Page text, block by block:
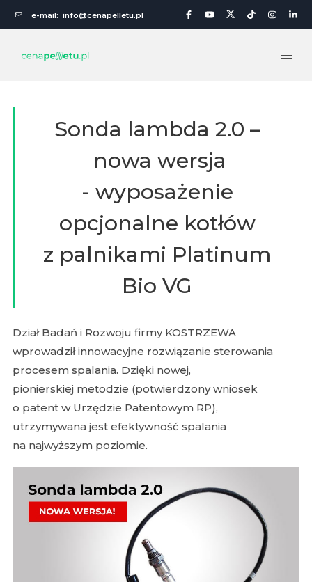
e-mail: info@cenapelletu.pl
Sonda lambda 2.0 –
nowa wersja
- wyposażenie
opcjonalne kotłów
z palnikami Platinum
Bio VG
Dział Badań i Rozwoju firmy KOSTRZEWA
wprowadził innowacyjne rozwiązanie sterowania
procesem spalania. Dzięki nowej,
pionierskiej metodzie (potwierdzony wniosek
o patent w Urzędzie Patentowym RP),
utrzymywana jest efektywność spalania
na najwyższym poziomie.